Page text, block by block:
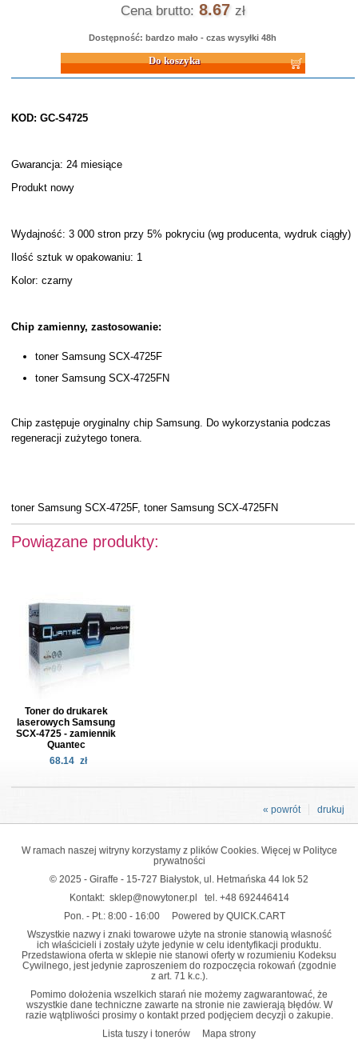
Cena brutto: 8.67 zł
Dostępność: bardzo mało - czas wysyłki 48h
Do koszyka
KOD: GC-S4725
Gwarancja: 24 miesiące
Produkt nowy
Wydajność: 3 000 stron przy 5% pokryciu (wg producenta, wydruk ciągły)
Ilość sztuk w opakowaniu: 1
Kolor: czarny
Chip zamienny, zastosowanie:
toner Samsung SCX-4725F
toner Samsung SCX-4725FN
Chip zastępuje oryginalny chip Samsung. Do wykorzystania podczas
regeneracji zużytego tonera.
toner Samsung SCX-4725F, toner Samsung SCX-4725FN
Powiązane produkty:
Toner do drukarek
laserowych Samsung
SCX-4725 - zamiennik
Quantec
68.14 zł
drukuj
« powrót
W ramach naszej witryny korzystamy z plików Cookies. Więcej w Polityce
prywatności
© 2025 - Giraffe - 15-727 Białystok, ul. Hetmańska 44 lok 52
Kontakt: sklep@nowytoner.pl tel. +48 692446414
Pon. - Pt.: 8:00 - 16:00
Powered by QUICK.CART
Wszystkie nazwy i znaki towarowe użyte na stronie stanowią własność
ich właścicieli i zostały użyte jedynie w celu identyfikacji produktu.
Przedstawiona oferta w sklepie nie stanowi oferty w rozumieniu Kodeksu
Cywilnego, jest jedynie zaproszeniem do rozpoczęcia rokowań (zgodnie
z art. 71 k.c.).
Pomimo dołożenia wszelkich starań nie możemy zagwarantować, że
wszystkie dane techniczne zawarte na stronie nie zawierają błędów. W
razie wątpliwości prosimy o kontakt przed podjęciem decyzji o zakupie.
Lista tuszy i tonerów
Mapa strony